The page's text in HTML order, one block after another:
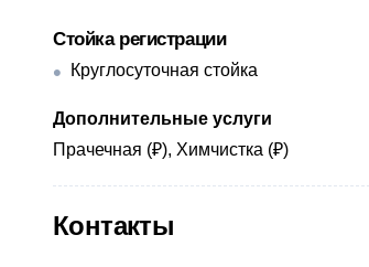
Стойка регистрации
Круглосуточная стойка
Дополнительные услуги
Прачечная (₽), Химчистка (₽)
Контакты